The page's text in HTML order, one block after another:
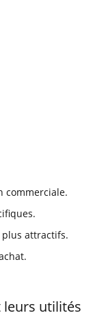
commerciale.
attractifs.
leurs utilités